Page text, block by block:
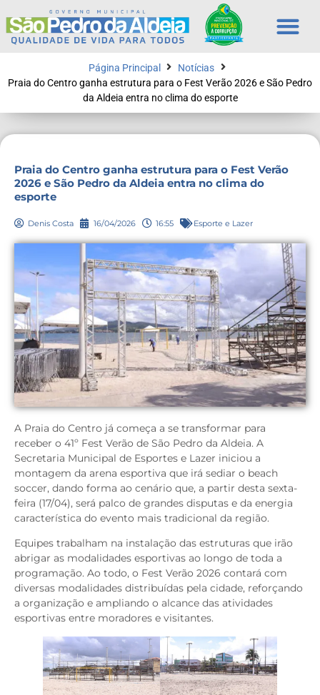
Página Principal
Notícias
Praia do Centro ganha estrutura para o Fest Verão 2026 e São Pedro
da Aldeia entra no clima do esporte
Praia do Centro ganha estrutura para o Fest Verão
2026 e São Pedro da Aldeia entra no clima do
esporte
Denis Costa 16/04/2026 16:55 Esporte e Lazer
A Praia do Centro já começa a se transformar para
receber o 41º Fest Verão de São Pedro da Aldeia. A
Secretaria Municipal de Esportes e Lazer iniciou a
montagem da arena esportiva que irá sediar o beach
soccer, dando forma ao cenário que, a partir desta sexta-
feira (17/04), será palco de grandes disputas e da energia
característica do evento mais tradicional da região.
Equipes trabalham na instalação das estruturas que irão
abrigar as modalidades esportivas ao longo de toda a
programação. Ao todo, o Fest Verão 2026 contará com
diversas modalidades distribuídas pela cidade, reforçando
a organização e ampliando o alcance das atividades
esportivas entre moradores e visitantes.